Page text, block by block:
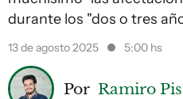
durante los "dos o tres
13 de agosto 2025 5:00 hs
Por Ramiro